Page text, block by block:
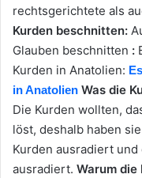
rechtsgerichtete als
Kurden beschnitten:
Glauben beschnitten :
Kurden in Anatolien:
in Anatolien Was die
Die Kurden wollten,
löst, deshalb haben
Kurden ausradiert und
ausradiert. Warum die